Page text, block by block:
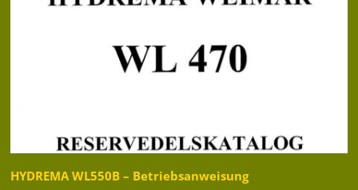
HYDREMA WL550B – Betriebsanweisung